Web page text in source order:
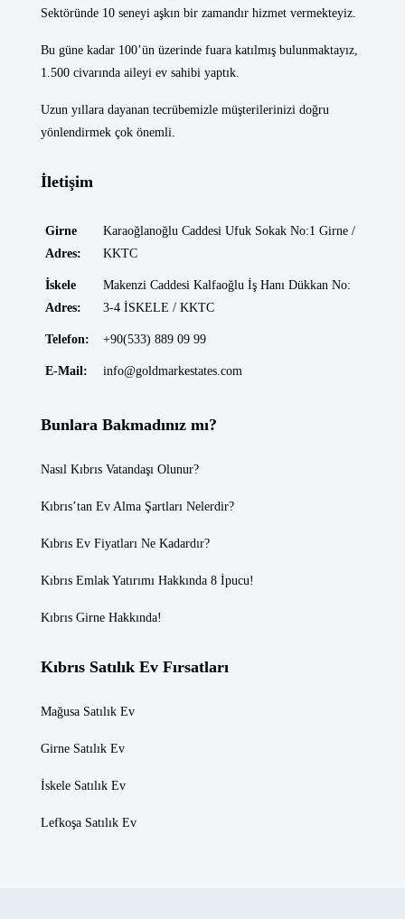
Sektöründe 10 seneyi aşkın bir zamandır hizmet vermekteyiz.
Bu güne kadar 100’ün üzerinde fuara katılmış bulunmaktayız,
1.500 civarında aileyi ev sahibi yaptık.
Uzun yıllara dayanan tecrübemizle müşterilerinizi doğru
yönlendirmek çok önemli.
İletişim
Girne
Adres:
Karaoğlanoğlu Caddesi Ufuk Sokak No:1 Girne /
KKTC
İskele
Adres:
Makenzi Caddesi Kalfaoğlu İş Hanı Dükkan No:
3-4 İSKELE / KKTC
Telefon: +90(533) 889 09 99
E-Mail: info@goldmarkestates.com
Bunlara Bakmadınız mı?
Nasıl Kıbrıs Vatandaşı Olunur?
Kıbrıs’tan Ev Alma Şartları Nelerdir?
Kıbrıs Ev Fiyatları Ne Kadardır?
Kıbrıs Emlak Yatırımı Hakkında 8 İpucu!
Kıbrıs Girne Hakkında!
Kıbrıs Satılık Ev Fırsatları
Mağusa Satılık Ev
Girne Satılık Ev
İskele Satılık Ev
Lefkoşa Satılık Ev